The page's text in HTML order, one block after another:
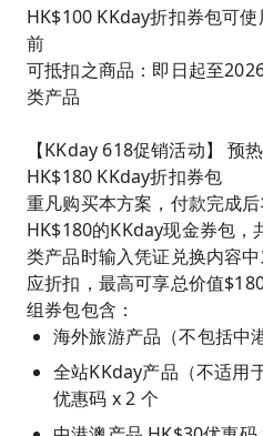
HK$100 KKday折扣券包可
前
可抵扣之商品：即日起至
类产品
【KKday 618促销活动】 预
HK$180 KKday折扣券包
重凡购买本方案，付款完成
HK$180的KKday现金券包，
类产品时输入凭证兑换内容
应折扣，最高可享总价值$180
组券包包含：
海外旅游产品（不包括中
全站KKday产品（不适用
优惠码 x 2 个